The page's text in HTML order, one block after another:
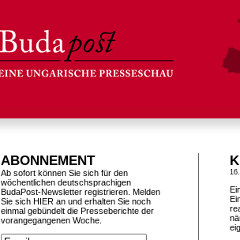
ABONNEMENT
Ab sofort können Sie sich für den
wöchentlichen deutschsprachigen
BudaPost-Newsletter registrieren. Melden
Sie sich HIER an und erhalten Sie noch
einmal gebündelt die Presseberichte der
vorangegangenen Woche.